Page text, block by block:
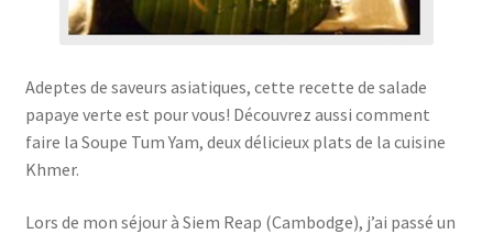
Adeptes de saveurs asiatiques, cette recette de salade
papaye verte est pour vous! Découvrez aussi comment
faire la Soupe Tum Yam, deux délicieux plats de la cuisine
Khmer.
Lors de mon séjour à Siem Reap (Cambodge), j’ai passé un